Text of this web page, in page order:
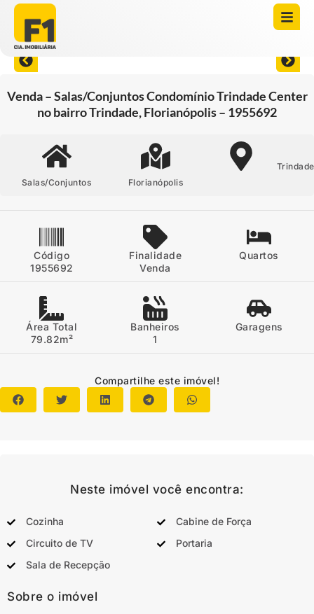
Venda – Salas/Conjuntos Condomínio Trindade Center
no bairro Trindade, Florianópolis – 1955692
Salas/Conjuntos Florianópolis
Trindade
Código
1955692
Finalidade
Venda
Quartos
Área Total
79.82m²
Banheiros
1
Garagens
Compartilhe este imóvel!
Neste imóvel você encontra:
Cozinha
Cabine de Força
Circuito de TV
Portaria
Sala de Recepção
Sobre o imóvel